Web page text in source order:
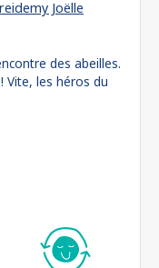
Joëlle
des abeilles.
Vite, les héros du